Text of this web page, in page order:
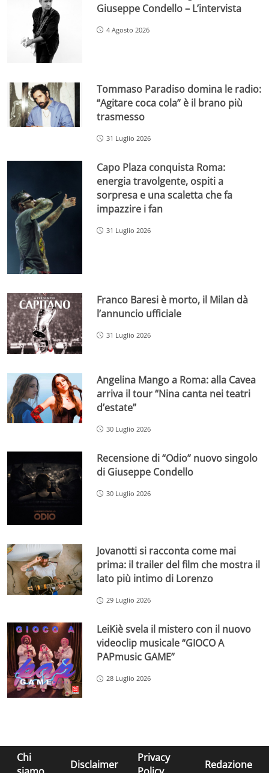
Giuseppe Condello – L’intervista
4 Agosto 2026
Tommaso Paradiso domina le radio:
“Agitare coca cola” è il brano più
trasmesso
31 Luglio 2026
Capo Plaza conquista Roma:
energia travolgente, ospiti a
sorpresa e una scaletta che fa
impazzire i fan
31 Luglio 2026
Franco Baresi è morto, il Milan dà
l’annuncio ufficiale
31 Luglio 2026
Angelina Mango a Roma: alla Cavea
arriva il tour “Nina canta nei teatri
d’estate”
30 Luglio 2026
Recensione di “Odio” nuovo singolo
di Giuseppe Condello
30 Luglio 2026
Jovanotti si racconta come mai
prima: il trailer del film che mostra il
lato più intimo di Lorenzo
29 Luglio 2026
LeiKiè svela il mistero con il nuovo
videoclip musicale “GIOCO A
PAPmusic GAME”
28 Luglio 2026
Chi
Disclaimer
Privacy
Redazione